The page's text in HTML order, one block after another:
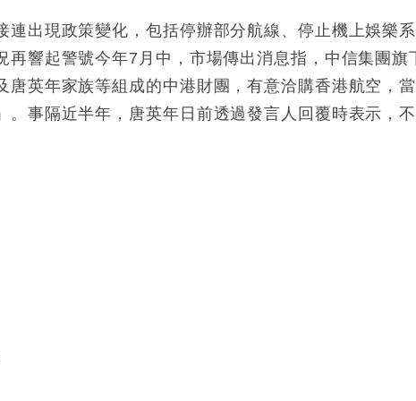
連出現政策變化，包括停辦部分航線、停止機上娛樂
再響起警號今年7月中，市場傳出消息指，中信集團旗
唐英年家族等組成的中港財團，有意洽購香港航空，
。事隔近半年，唐英年日前透過發言人回覆時表示，